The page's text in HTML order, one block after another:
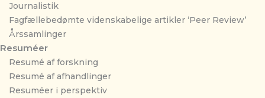
Journalistik
Fagfællebedømte videnskabelige artikler ‘Peer Review’
Årssamlinger
Resuméer
Resumé af forskning
Resumé af afhandlinger
Resuméer i perspektiv